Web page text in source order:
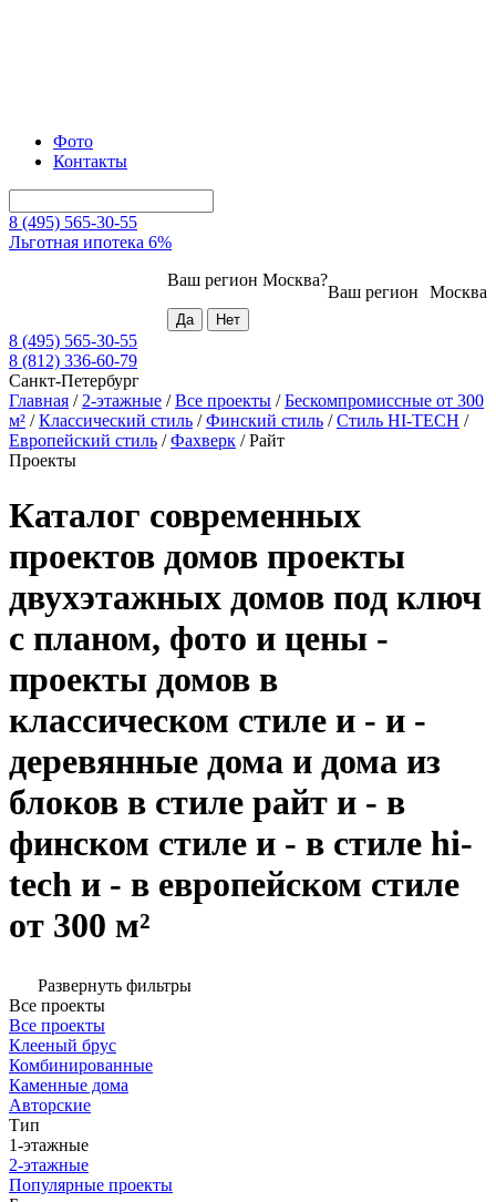
Фото
Контакты
8 (495) 565-30-55
Льготная ипотека 6%
Москва
Ваш регион
Ваш регион Москва?
8 (495) 565-30-55
8 (812) 336-60-79
Санкт-Петербург
Главная / 2-этажные /Все проекты /Бескомпромиссные от 300
м² /Классический стиль /Финский стиль /Стиль HI-TECH /
Европейский стиль /Фахверк /Райт
Проекты
Каталог современных
проектов домов проекты
двухэтажных домов под ключ
с планом, фото и цены -
проекты домов в
классическом стиле и - и -
деревянные дома и дома из
блоков в стиле райт и - в
финском стиле и - в стиле hi-
tech и - в европейском стиле
от 300 м²
Развернуть фильтры
Все проекты
Все проекты
Клееный брус
Комбинированные
Каменные дома
Авторские
Тип
1-этажные
2-этажные
Популярные проекты